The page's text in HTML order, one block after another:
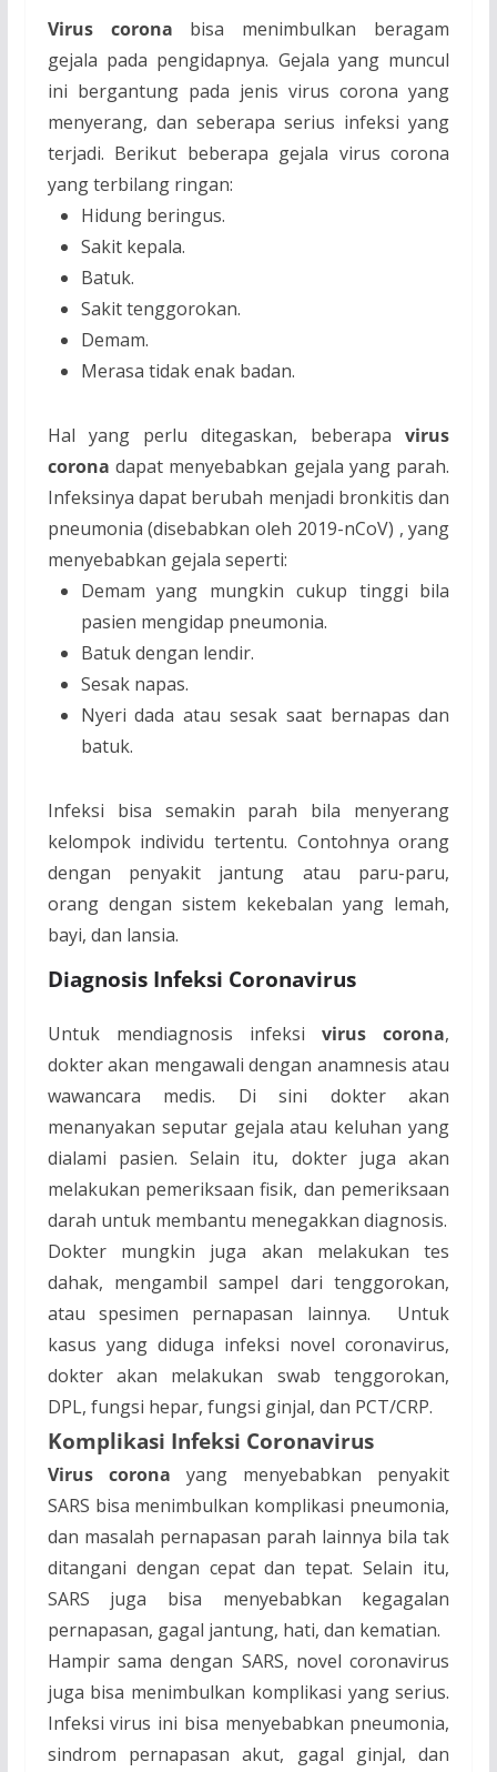
Virus corona bisa menimbulkan beragam
gejala pada pengidapnya. Gejala yang muncul
ini bergantung pada jenis virus corona yang
menyerang, dan seberapa serius infeksi yang
terjadi. Berikut beberapa gejala virus corona
yang terbilang ringan:
Hidung beringus.
Sakit kepala.
Batuk.
Sakit tenggorokan.
Demam.
Merasa tidak enak badan.
Hal yang perlu ditegaskan, beberapavirus
corona dapat menyebabkan gejala yang parah.
Infeksinya dapat berubah menjadi bronkitis dan
pneumonia (disebabkan oleh 2019-nCoV) , yang
menyebabkan gejala seperti:
Demam yang mungkin cukup tinggi bila
pasien mengidap pneumonia.
Batuk dengan lendir.
Sesak napas.
Nyeri dada atau sesak saat bernapas dan
batuk.
Infeksi bisa semakin parah bila menyerang
kelompok individu tertentu. Contohnya orang
dengan penyakit jantung atau paru-paru,
orang dengan sistem kekebalan yang lemah,
bayi, dan lansia.
Diagnosis Infeksi Coronavirus
Untuk mendiagnosis infeksivirus corona,
dokter akan mengawali dengan anamnesis atau
wawancara medis. Di sini dokter akan
menanyakan seputar gejala atau keluhan yang
dialami pasien. Selain itu, dokter juga akan
melakukan pemeriksaan fisik, dan pemeriksaan
darah untuk membantu menegakkan diagnosis.
Dokter mungkin juga akan melakukan tes
dahak, mengambil sampel dari tenggorokan,
atau spesimen pernapasan lainnya. Untuk
kasus yang diduga infeksi novel coronavirus,
dokter akan melakukan swab tenggorokan,
DPL, fungsi hepar, fungsi ginjal, dan PCT/CRP.
Komplikasi Infeksi Coronavirus
Virus corona yang menyebabkan penyakit
SARS bisa menimbulkan komplikasi pneumonia,
dan masalah pernapasan parah lainnya bila tak
ditangani dengan cepat dan tepat. Selain itu,
SARS juga bisa menyebabkan kegagalan
pernapasan, gagal jantung, hati, dan kematian.
Hampir sama dengan SARS, novel coronavirus
juga bisa menimbulkan komplikasi yang serius.
Infeksi virus ini bisa menyebabkan pneumonia,
sindrom pernapasan akut, gagal ginjal, dan